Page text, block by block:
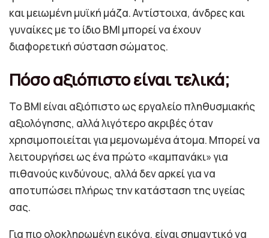
και μειωμένη μυϊκή μάζα. Αντίστοιχα, άνδρες και
γυναίκες με το ίδιο BMI μπορεί να έχουν
διαφορετική σύσταση σώματος.
Πόσο αξιόπιστο είναι τελικά;
Το BMI είναι αξιόπιστο ως εργαλείο πληθυσμιακής
αξιολόγησης, αλλά λιγότερο ακριβές όταν
χρησιμοποιείται για μεμονωμένα άτομα. Μπορεί να
λειτουργήσει ως ένα πρώτο «καμπανάκι» για
πιθανούς κινδύνους, αλλά δεν αρκεί για να
αποτυπώσει πλήρως την κατάσταση της υγείας
σας.
Για πιο ολοκληρωμένη εικόνα, είναι σημαντικό να